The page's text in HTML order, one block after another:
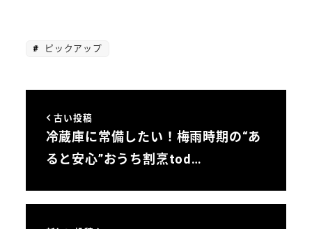
ピックアップ
古い投稿
冷蔵庫に常備したい！梅雨時期の“あ
ると安心”おうち割烹tod…